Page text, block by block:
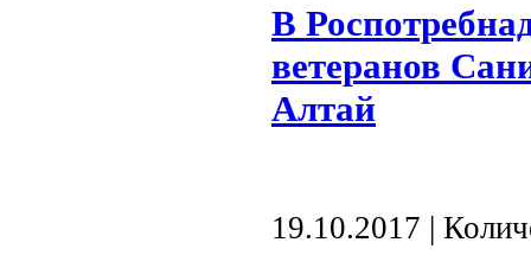
В
ветеранов
Алтай
19.10.2017 |